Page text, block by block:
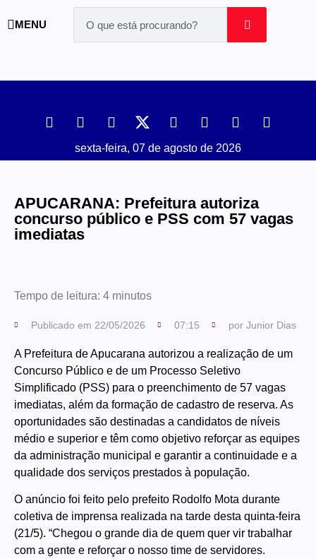
MENU
sexta-feira, 07 de agosto de 2026
APUCARANA: Prefeitura autoriza
concurso público e PSS com 57 vagas
imediatas
Tempo de leitura: 4 minutos
Publicado em 22/05/2026 07:15 por Junior Dias
A Prefeitura de Apucarana autorizou a realização de um
Concurso Público e de um Processo Seletivo
Simplificado (PSS) para o preenchimento de 57 vagas
imediatas, além da formação de cadastro de reserva. As
oportunidades são destinadas a candidatos de níveis
médio e superior e têm como objetivo reforçar as equipes
da administração municipal e garantir a continuidade e a
qualidade dos serviços prestados à população.
O anúncio foi feito pelo prefeito Rodolfo Mota durante
coletiva de imprensa realizada na tarde desta quinta-feira
(21/5). “Chegou o grande dia de quem quer vir trabalhar
com a gente e reforçar o nosso time de servidores.